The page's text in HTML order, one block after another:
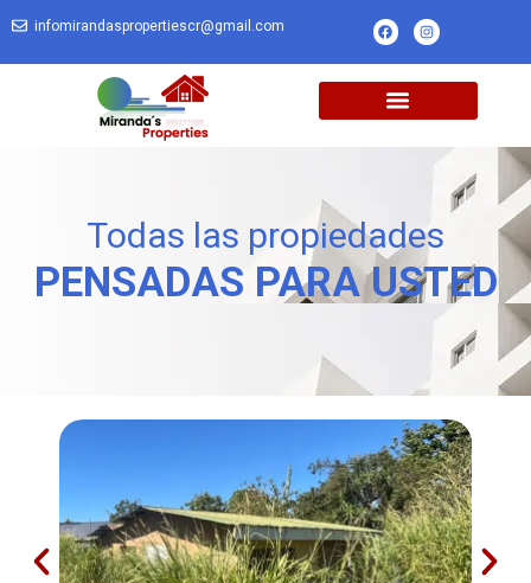
infomirandaspropertiescr@gmail.com
Todas las propiedades
PENSADAS PARA USTED